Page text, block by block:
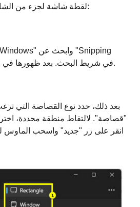
لقطة شاشة لجزء من الشاشة باستخدام أداة القص:
Tool" في شريط البحث. بعد ظهورها في النتائج، انقر لفتحها.
بعد ذلك، حدد نوع القصاصة التي
"قصاصة". لالتقاط منطقة محددة،
انقر على زر "جديد" واسحب الماوس